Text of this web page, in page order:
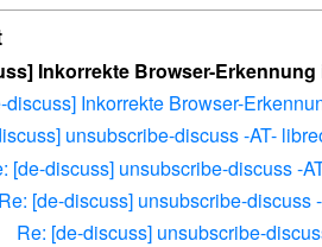
Inkorrekte Browser-
discuss] Inkorrekte Browser-
unsubscribe-discuss -AT-
[de-discuss] unsubscribe-discuss -
Re: [de-discuss] unsubscribe-discuss
Re: [de-discuss] unsubscribe-